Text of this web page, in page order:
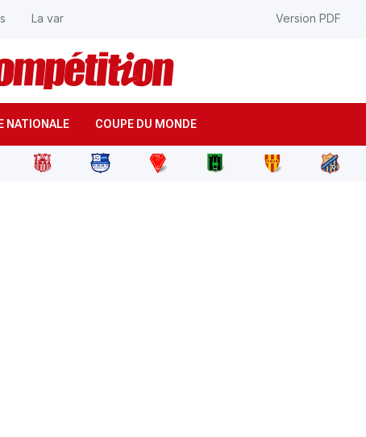
NATIONALE COUPE DU MONDE
La var Version PDF